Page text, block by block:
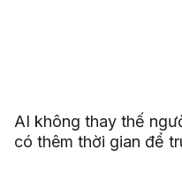
AI không thay thế
có thêm thời gian để